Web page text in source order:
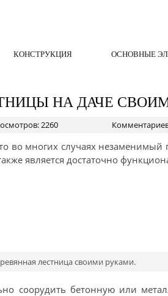
КОНСТРУКЦИЯ ОСНОВНЫЕ
НА ДАЧЕ
2260
во многих случаях незаменимый
является достаточно
лестница своими руками.
соорудить бетонную или